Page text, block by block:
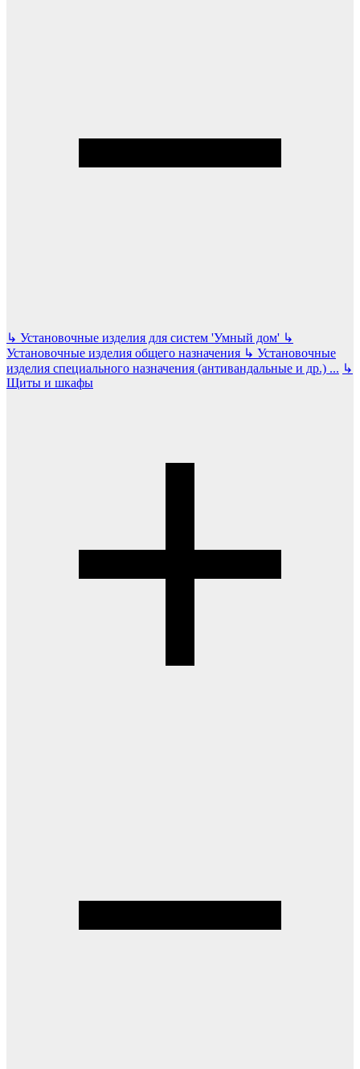
↳ Установочные изделия для систем 'Умный дом' ↳
Установочные изделия общего назначения ↳ Установочные
изделия специального назначения (антивандальные и др.) ... ↳
Щиты и шкафы